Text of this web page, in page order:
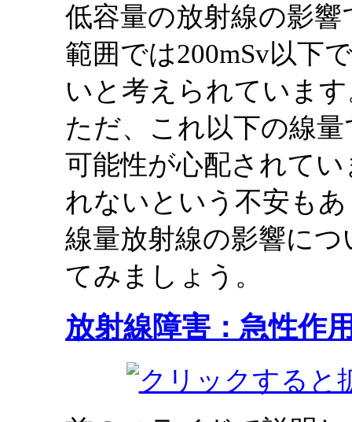
低容量の放射線の影
範囲では200mSv以下
いと考えられていま
ただ、これ以下の線
可能性が心配されて
れないという不安も
線量放射線の影響に
てみましょう。
放射線障害：急性作